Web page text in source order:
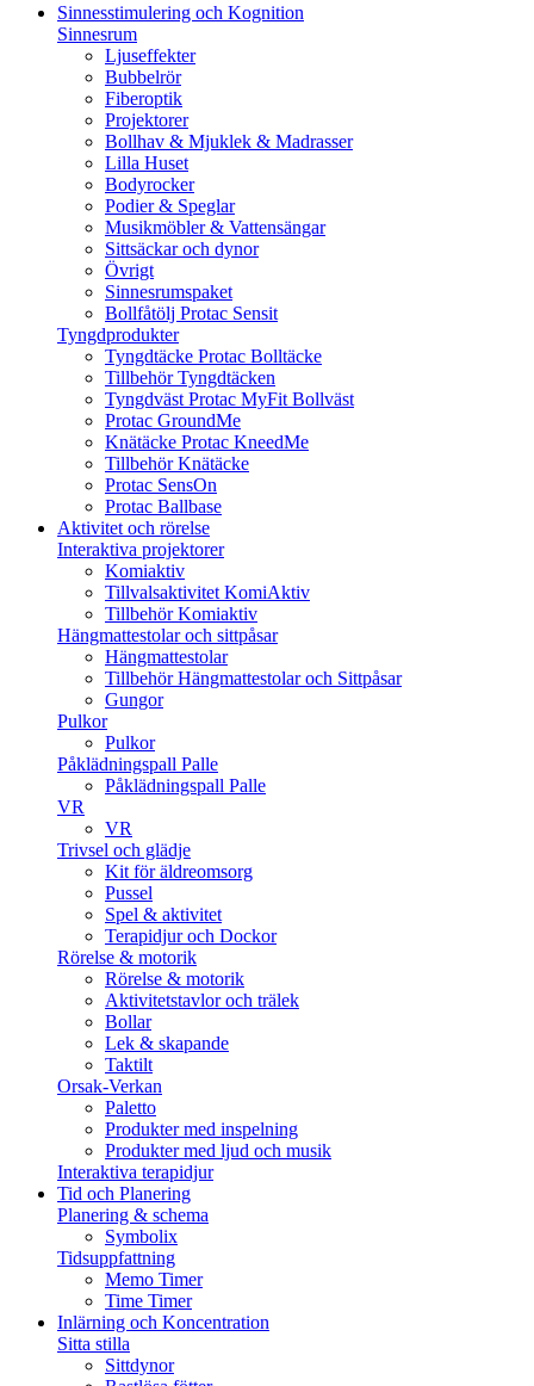
Sinnesstimulering och Kognition
Sinnesrum
Ljuseffekter
Bubbelrör
Fiberoptik
Projektorer
Bollhav & Mjuklek & Madrasser
Lilla Huset
Bodyrocker
Podier & Speglar
Musikmöbler & Vattensängar
Sittsäckar och dynor
Övrigt
Sinnesrumspaket
Bollfåtölj Protac Sensit
Tyngdprodukter
Tyngdtäcke Protac Bolltäcke
Tillbehör Tyngdtäcken
Tyngdväst Protac MyFit Bollväst
Protac GroundMe
Knätäcke Protac KneedMe
Tillbehör Knätäcke
Protac SensOn
Protac Ballbase
Aktivitet och rörelse
Interaktiva projektorer
Komiaktiv
Tillvalsaktivitet KomiAktiv
Tillbehör Komiaktiv
Hängmattestolar och sittpåsar
Hängmattestolar
Tillbehör Hängmattestolar och Sittpåsar
Gungor
Pulkor
Pulkor
Påklädningspall Palle
Påklädningspall Palle
VR
VR
Trivsel och glädje
Kit för äldreomsorg
Pussel
Spel & aktivitet
Terapidjur och Dockor
Rörelse & motorik
Rörelse & motorik
Aktivitetstavlor och trälek
Bollar
Lek & skapande
Taktilt
Orsak-Verkan
Paletto
Produkter med inspelning
Produkter med ljud och musik
Interaktiva terapidjur
Tid och Planering
Planering & schema
Symbolix
Tidsuppfattning
Memo Timer
Time Timer
Inlärning och Koncentration
Sitta stilla
Sittdynor